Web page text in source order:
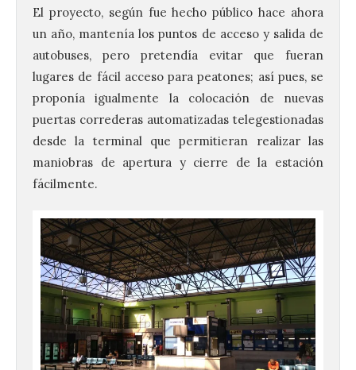
El proyecto, según fue hecho público hace ahora
un año, mantenía los puntos de acceso y salida de
autobuses, pero pretendía evitar que fueran
lugares de fácil acceso para peatones; así pues, se
proponía igualmente la colocación de nuevas
puertas correderas automatizadas telegestionadas
desde la terminal que permitieran realizar las
maniobras de apertura y cierre de la estación
fácilmente.